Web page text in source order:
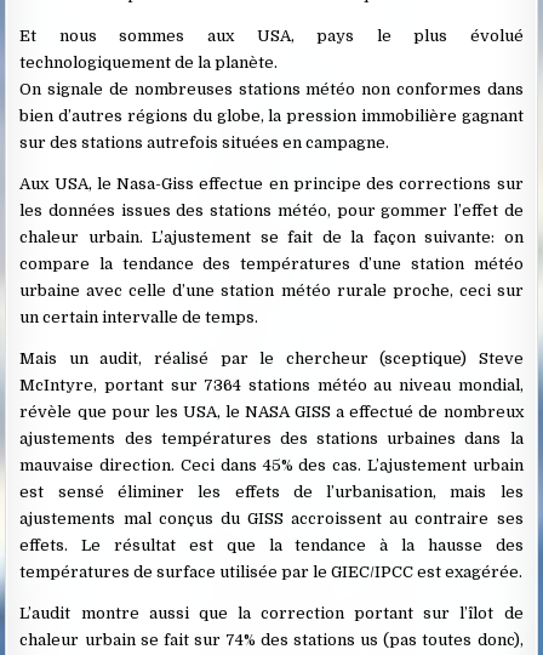
Et nous sommes aux USA, pays le plus évolué
technologiquement de la planète.
On signale de nombreuses stations météo non conformes dans
bien d’autres régions du globe, la pression immobilière gagnant
sur des stations autrefois situées en campagne.
Aux USA, le Nasa-Giss effectue en principe des corrections sur
les données issues des stations météo, pour gommer l’effet de
chaleur urbain. L’ajustement se fait de la façon suivante: on
compare la tendance des températures d’une station météo
urbaine avec celle d’une station météo rurale proche, ceci sur
un certain intervalle de temps.
Mais un audit, réalisé par le chercheur (sceptique) Steve
McIntyre, portant sur 7364 stations météo au niveau mondial,
révèle que pour les USA, le NASA GISS a effectué de nombreux
ajustements des températures des stations urbaines dans la
mauvaise direction. Ceci dans 45% des cas. L’ajustement urbain
est sensé éliminer les effets de l’urbanisation, mais les
ajustements mal conçus du GISS accroissent au contraire ses
effets. Le résultat est que la tendance à la hausse des
températures de surface utilisée par le GIEC/IPCC est exagérée.
L’audit montre aussi que la correction portant sur l’îlot de
chaleur urbain se fait sur 74% des stations us (pas toutes donc),